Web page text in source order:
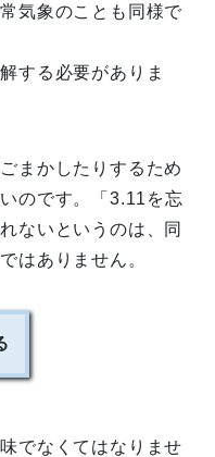
気象のことも同様で
する必要がありま
まかしたりするため
のです。「3.11を忘
ないというのは、同
はありません。
でなくてはなりませ